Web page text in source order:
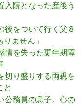
入院となった産後う
後をついて行く父８
ません」
情を失った更年期障
切り盛りする両親を
と
公務員の息子。心の